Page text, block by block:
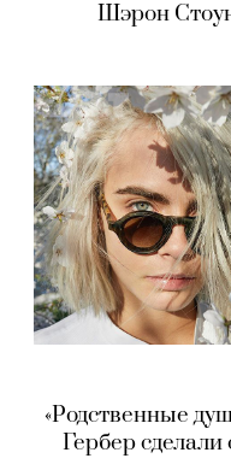
Шэрон
«Родственные
Гербер